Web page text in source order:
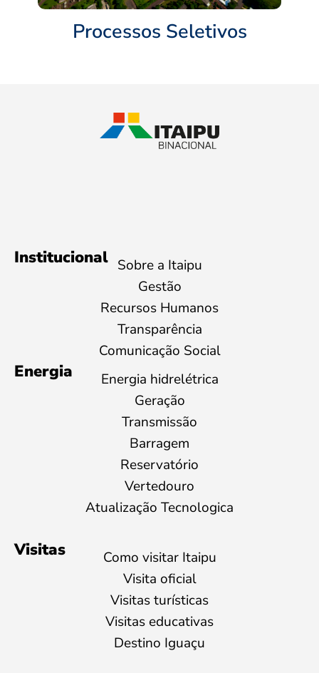
Processos Seletivos
Institucional Sobre a Itaipu
Gestão
Recursos Humanos
Transparência
Comunicação Social
Energia
Energia hidrelétrica
Geração
Transmissão
Barragem
Reservatório
Vertedouro
Atualização Tecnologica
Visitas
Como visitar Itaipu
Visita oficial
Visitas turísticas
Visitas educativas
Destino Iguaçu